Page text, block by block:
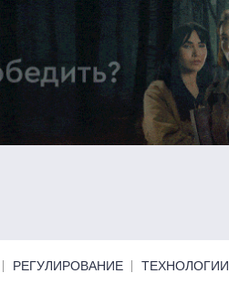
РЕГУЛИРОВАНИЕ ТЕХНОЛОГИИ